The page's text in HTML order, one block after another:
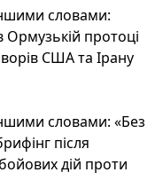
словами:
Ормузькій протоці
США та Ірану
словами: «Без
після
дій проти